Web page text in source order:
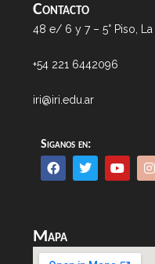
Contacto
48 e/ 6 y 7 – 5° Piso, La
+54 221 6442096
iri@iri.edu.ar
Siganos en:
Mapa